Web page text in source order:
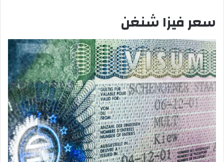
سعر فيزا شنغن